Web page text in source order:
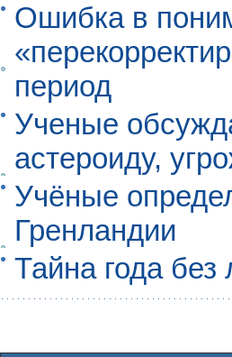
Ошибка в
период
Ученые
астероиду,
Учёные
Гренландии
Тайна года без